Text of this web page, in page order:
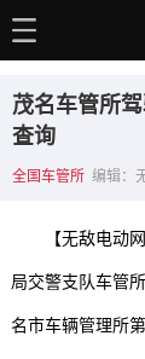
电动百科
电车资讯
电车手册
选车推荐
充电站
茂名车管所
查询
全国车管所 编辑：
【无敌电动
局交警支队车管
名市车辆管理所